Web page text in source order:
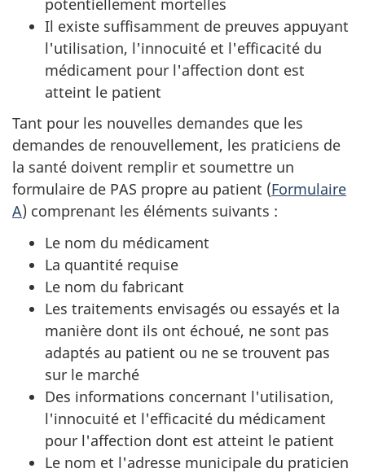
Il existe suffisamment de preuves appuyant
l'utilisation, l'innocuité et l'efficacité du
médicament pour l'affection dont est
atteint le patient
Tant pour les nouvelles demandes que les
demandes de renouvellement, les praticiens de
la santé doivent remplir et soumettre un
formulaire de PAS propre au patient (Formulaire
A) comprenant les éléments suivants :
Le nom du médicament
La quantité requise
Le nom du fabricant
Les traitements envisagés ou essayés et la
manière dont ils ont échoué, ne sont pas
adaptés au patient ou ne se trouvent pas
sur le marché
Des informations concernant l'utilisation,
l'innocuité et l'efficacité du médicament
pour l'affection dont est atteint le patient
Le nom et l'adresse municipale du praticien